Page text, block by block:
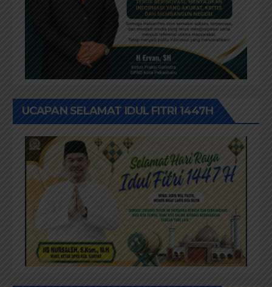
UCAPAN SELAMAT IDUL FITRI 1447H